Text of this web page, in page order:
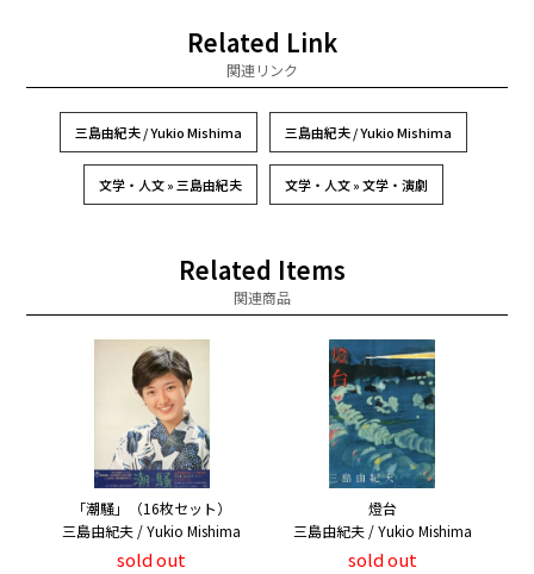
Related Link
関連リンク
三島由紀夫 / Yukio Mishima 三島由紀夫 / Yukio Mishima
文学・人文 » 三島由紀夫 文学・人文 » 文学・演劇
Related Items
関連商品
「潮騒」（16枚セット）
三島由紀夫 / Yukio Mishima
sold out
燈台
三島由紀夫 / Yukio Mishima
sold out